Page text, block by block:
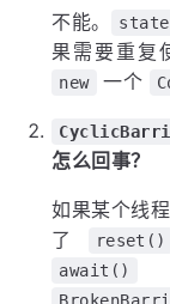
不能。 state
果需要重复
new 一个
怎么回事？
如果某个线
了
reset()
await()